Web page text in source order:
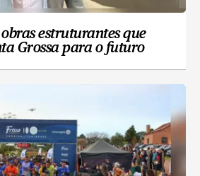
estruturantes que
Grossa para o futuro